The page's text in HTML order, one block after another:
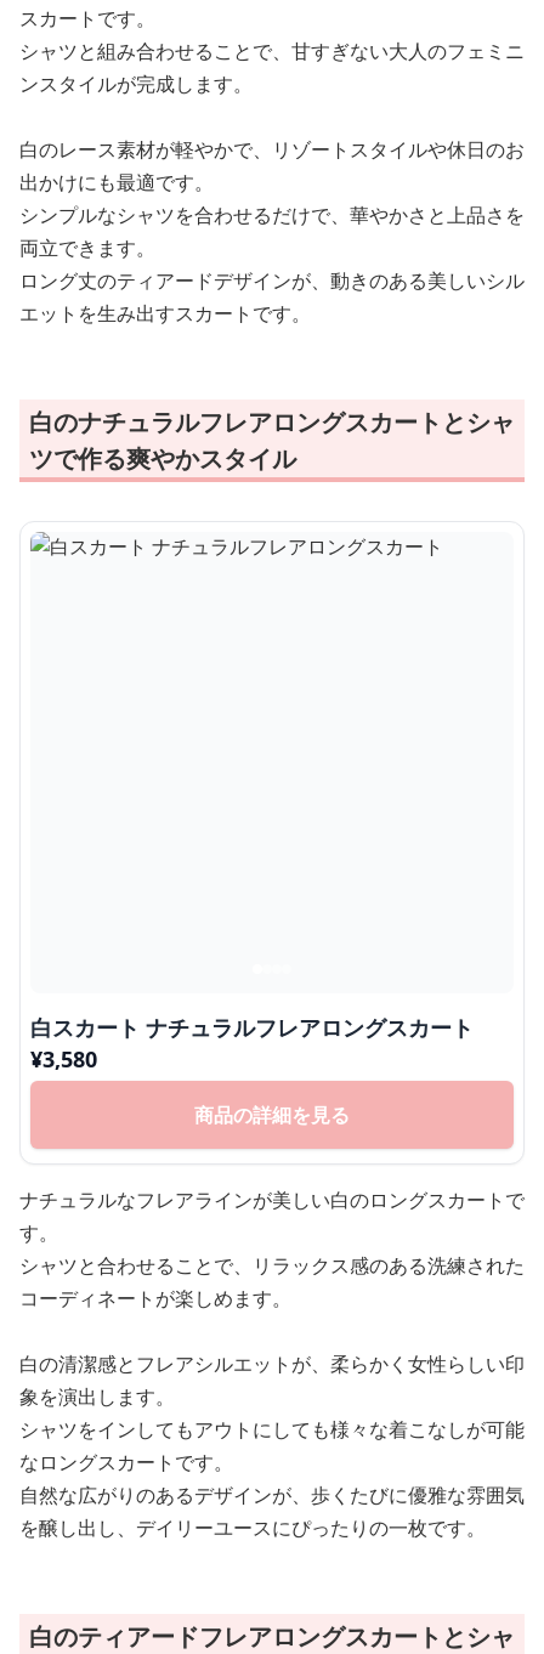
スカートです。
シャツと組み合わせることで、甘すぎない大人のフェミニ
ンスタイルが完成します。
白のレース素材が軽やかで、リゾートスタイルや休日のお
出かけにも最適です。
シンプルなシャツを合わせるだけで、華やかさと上品さを
両立できます。
ロング丈のティアードデザインが、動きのある美しいシル
エットを生み出すスカートです。
白のナチュラルフレアロングスカートとシャ
ツで作る爽やかスタイル
白スカート ナチュラルフレアロングスカート
¥3,580
商品の詳細を見る
ナチュラルなフレアラインが美しい白のロングスカートで
す。
シャツと合わせることで、リラックス感のある洗練された
コーディネートが楽しめます。
白の清潔感とフレアシルエットが、柔らかく女性らしい印
象を演出します。
シャツをインしてもアウトにしても様々な着こなしが可能
なロングスカートです。
自然な広がりのあるデザインが、歩くたびに優雅な雰囲気
を醸し出し、デイリーユースにぴったりの一枚です。
白のティアードフレアロングスカートとシャ